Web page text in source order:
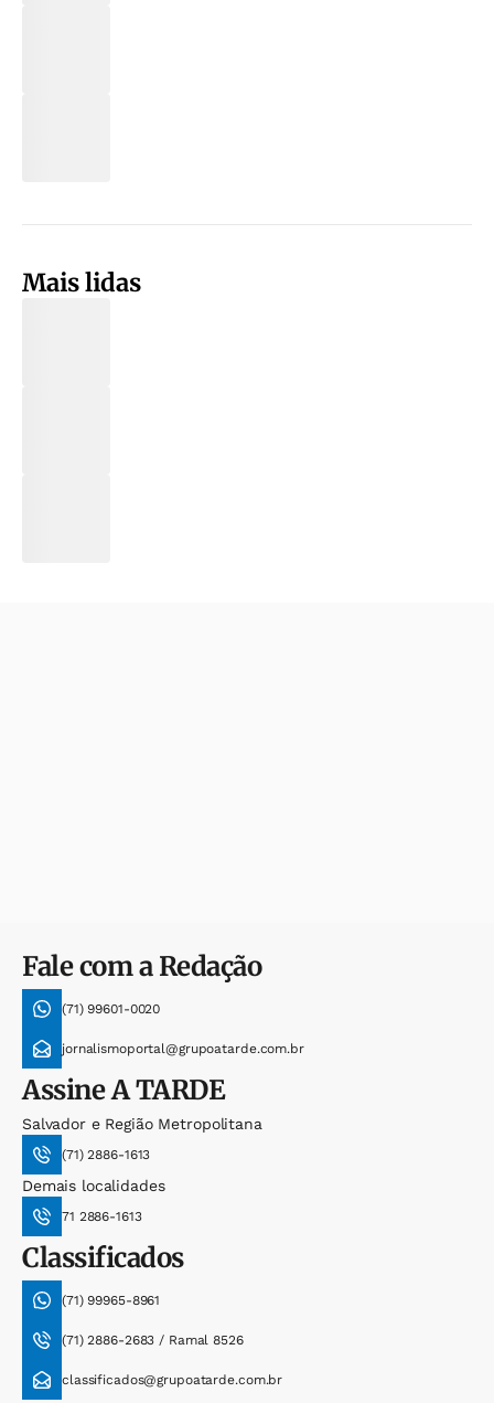
Mais lidas
Fale com a Redação
(71) 99601-0020
jornalismoportal@grupoatarde.com.br
AssineA TARDE
Salvador e Região Metropolitana
(71) 2886-1613
Demais localidades
71 2886-1613
Classificados
(71) 99965-8961
(71) 2886-2683 / Ramal 8526
classificados@grupoatarde.com.br